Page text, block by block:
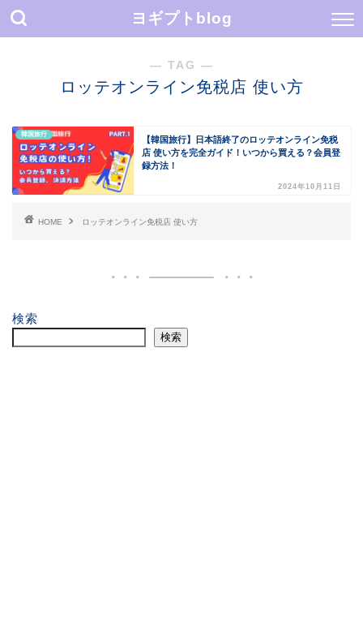
ヨギプトblog
― TAG ―
ロッテオンライン免税店 使い方
韓国旅行
【韓国旅行】日本語終了のロッテオンライン免税
店 使い方を完全ガイド！いつから買える？会員登
録方法！
2024年10月11日
HOME ロッテオンライン免税店 使い方
検索
検索